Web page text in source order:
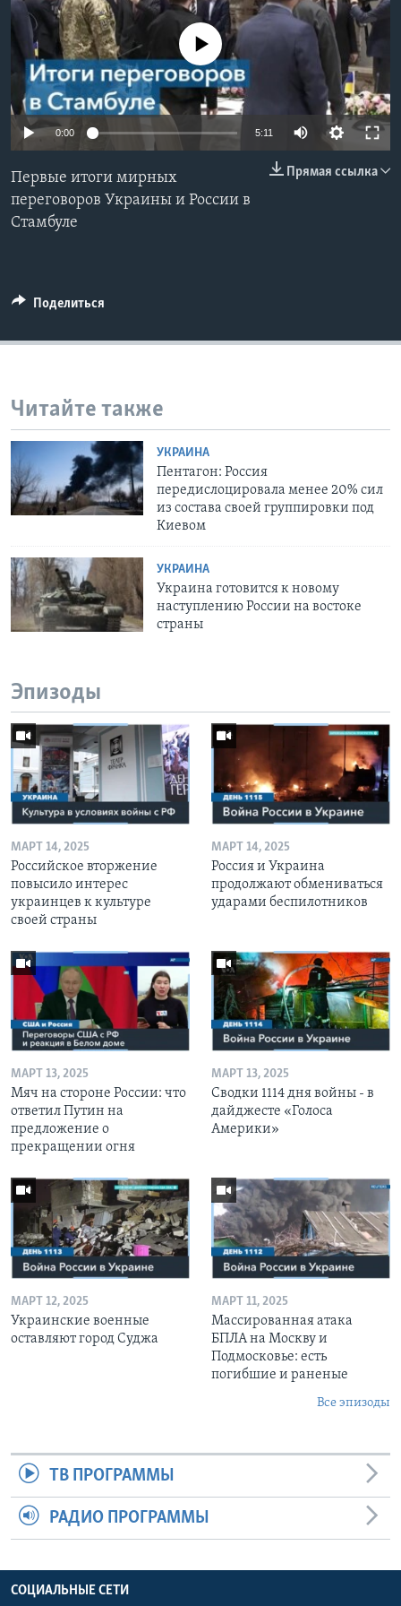
Learning English
СОЦИАЛЬНЫЕ СЕТИ
No media source currently available
0:00 5:11
Прямая ссылка
Первые итоги мирных
переговоров Украины и России в
Стамбуле
Поделиться
Читайте также
УКРАИНА
Пентагон: Россия
передислоцировала менее 20% сил
из состава своей группировки под
Киевом
УКРАИНА
Украина готовится к новому
наступлению России на востоке
страны
Эпизоды
МАРТ 14, 2025
Российское вторжение
повысило интерес
украинцев к культуре
своей страны
МАРТ 14, 2025
Россия и Украина
продолжают обмениваться
ударами беспилотников
МАРТ 13, 2025
Мяч на стороне России: что
ответил Путин на
предложение о
прекращении огня
МАРТ 13, 2025
Сводки 1114 дня войны - в
дайджесте «Голоса
Америки»
МАРТ 12, 2025
Украинские военные
оставляют город Суджа
МАРТ 11, 2025
Массированная атака
БПЛА на Москву и
Подмосковье: есть
погибшие и раненые
Все эпизоды
ТВ ПРОГРАММЫ
РАДИО ПРОГРАММЫ
СОЦИАЛЬНЫЕ СЕТИ